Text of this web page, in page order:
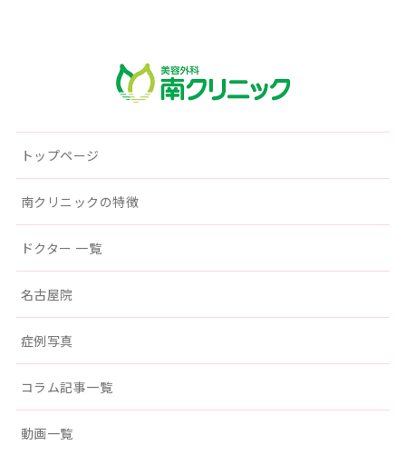
トップページ
南クリニックの特徴
ドクター 一覧
名古屋院
症例写真
コラム記事一覧
動画一覧